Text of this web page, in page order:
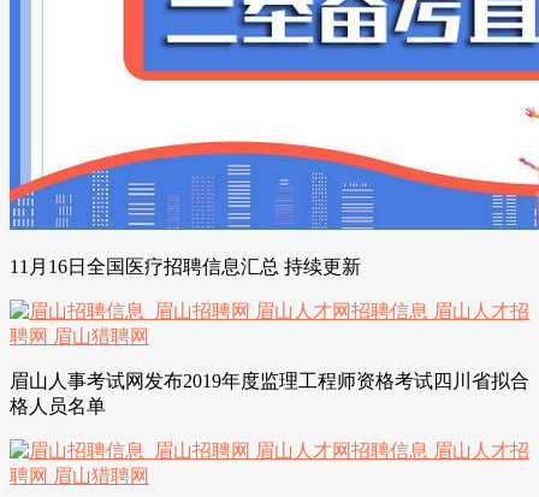
11月16日全国医疗招聘信息汇总 持续更新
眉山人事考试网发布2019年度监理工程师资格考试四川省拟合
格人员名单